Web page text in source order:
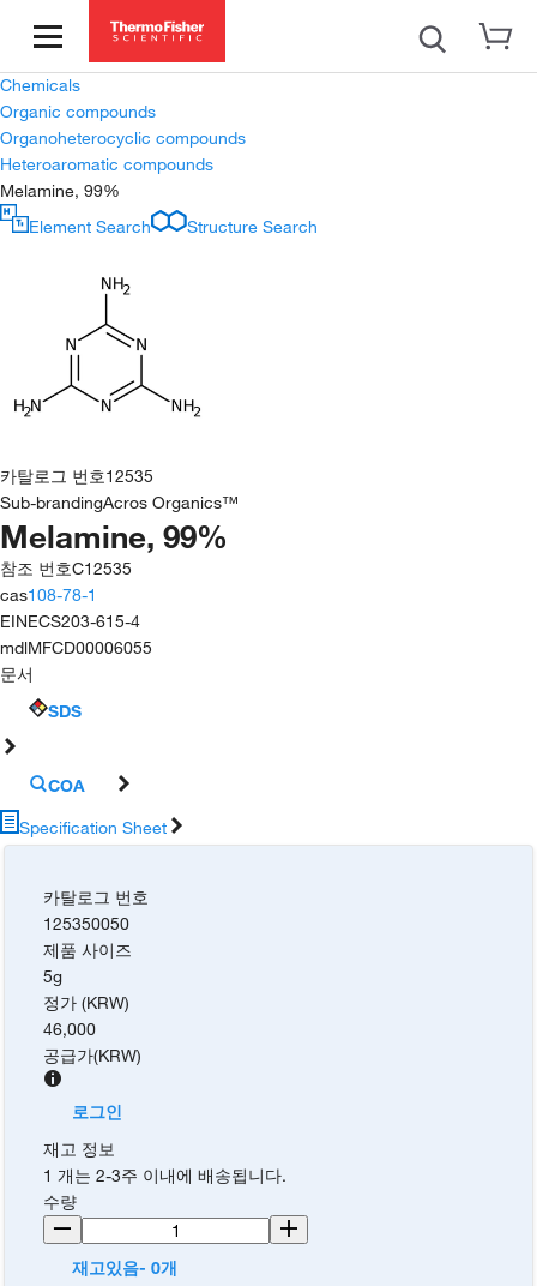
Chemicals
Organic compounds
Organoheterocyclic compounds
Heteroaromatic compounds
Melamine, 99%
Element Search
Structure Search
카탈로그 번호12535
Sub-brandingAcros Organics™
Melamine, 99%
참조 번호C12535
cas108-78-1
EINECS203-615-4
mdlMFCD00006055
문서
SDS
COA
Specification Sheet
카탈로그 번호
125350050
제품 사이즈
5g
정가 (KRW)
46,000
공급가(KRW)
로그인
재고 정보
1 개는 2-3주 이내에 배송됩니다.
수량
재고있음- 0개